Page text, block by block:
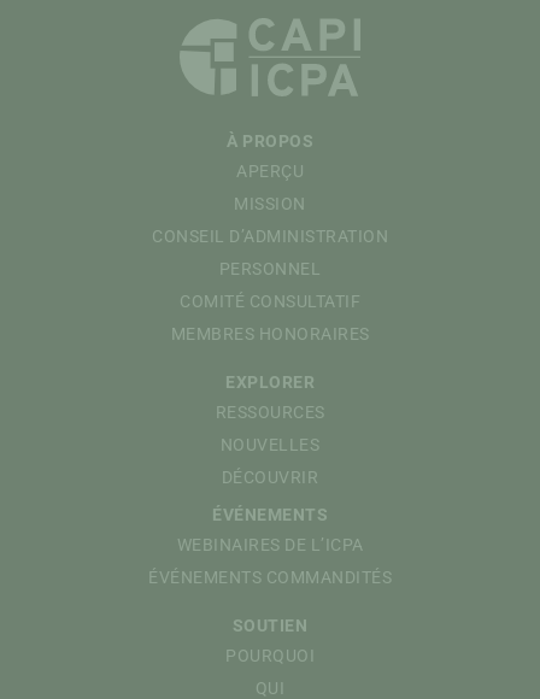
À PROPOS
APERÇU
MISSION
CONSEIL D’ADMINISTRATION
PERSONNEL
COMITÉ CONSULTATIF
MEMBRES HONORAIRES
EXPLORER
RESSOURCES
NOUVELLES
DÉCOUVRIR
ÉVÉNEMENTS
WEBINAIRES DE L’ICPA
ÉVÉNEMENTS COMMANDITÉS
SOUTIEN
POURQUOI
QUI